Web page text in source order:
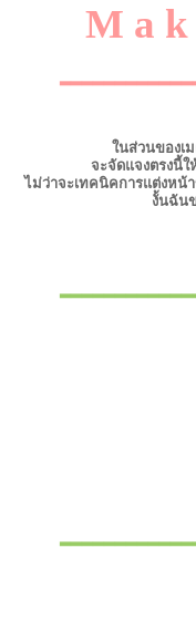
M a k
ในส่วนของเ
จะจัดแจงตรงนี้
ไม่ว่าจะเทคนิคการแต่งหน้
งั้นฉัน